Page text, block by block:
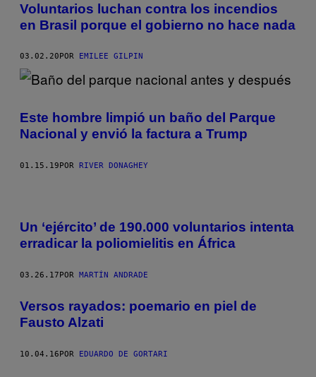
Voluntarios luchan contra los incendios
en Brasil porque el gobierno no hace nada
03.02.20 POR EMILEE GILPIN
Este hombre limpió un baño del Parque
Nacional y envió la factura a Trump
01.15.19POR RIVER DONAGHEY
Un ‘ejército’ de 190.000 voluntarios intenta
erradicar la poliomielitis en África
03.26.17POR MARTÍN ANDRADE
Versos rayados: poemario en piel de
Fausto Alzati
10.04.16 POR EDUARDO DE GORTARI